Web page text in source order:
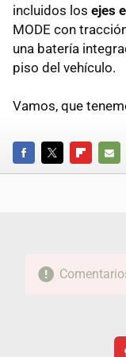
incluidos los ejes
MODE con
una batería
piso del vehículo.
Vamos, que
FACEBOOKTWITTERFLIPBOARD
E-